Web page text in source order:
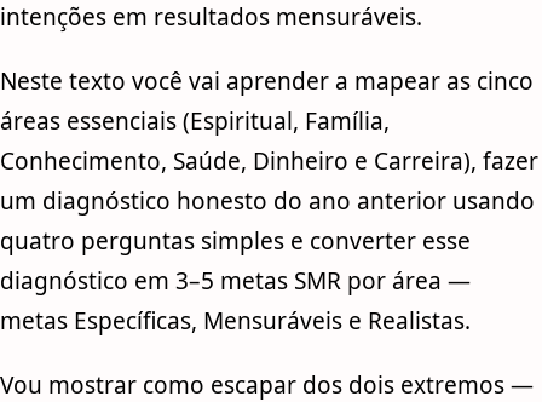
intenções em resultados mensuráveis.
Neste texto você vai aprender a mapear as cinco
áreas essenciais (Espiritual, Família,
Conhecimento, Saúde, Dinheiro e Carreira), fazer
um diagnóstico honesto do ano anterior usando
quatro perguntas simples e converter esse
diagnóstico em 3–5 metas SMR por área —
metas Específicas, Mensuráveis e Realistas.
Vou mostrar como escapar dos dois extremos —